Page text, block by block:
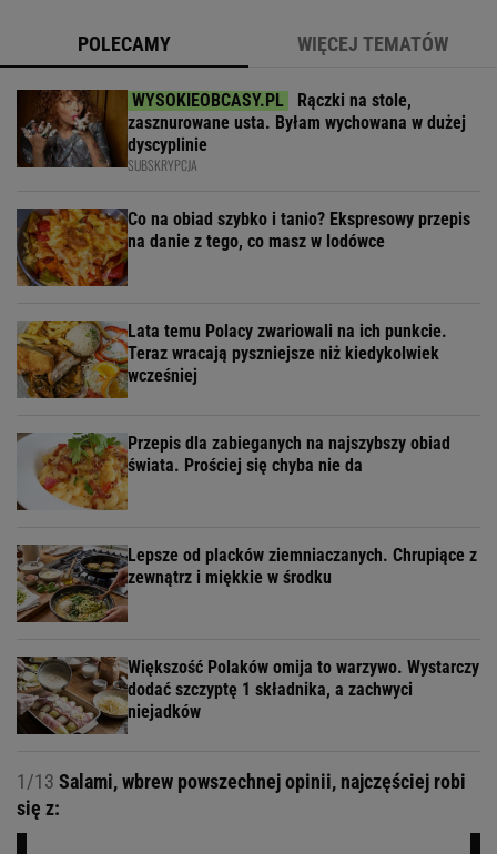
POLECAMY WIĘCEJ TEMATÓW
Rączki na stole,
zasznurowane usta. Byłam wychowana w dużej
dyscyplinie
SUBSKRYPCJA
Co na obiad szybko i tanio? Ekspresowy przepis
na danie z tego, co masz w lodówce
Lata temu Polacy zwariowali na ich punkcie.
Teraz wracają pyszniejsze niż kiedykolwiek
wcześniej
Przepis dla zabieganych na najszybszy obiad
świata. Prościej się chyba nie da
Lepsze od placków ziemniaczanych. Chrupiące z
zewnątrz i miękkie w środku
Większość Polaków omija to warzywo. Wystarczy
dodać szczyptę 1 składnika, a zachwyci
niejadków
1/13 Salami, wbrew powszechnej opinii, najczęściej robi
się z: